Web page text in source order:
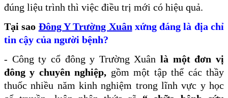
đúng liệu trình thì việc điều trị mới có hiệu quả.
Tại sao Đông Y Trường Xuân xứng đáng là địa chỉ
tin cậy của người bệnh?
- Công ty cổ đông y Trường Xuânlà một đơn vị
đông y chuyên nghiệp, gồm một tập thể các thầy
thuốc nhiều năm kinh nghiệm trong lĩnh vực y học